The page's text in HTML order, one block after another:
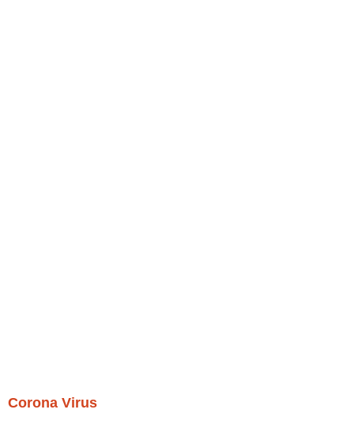
Corona Virus